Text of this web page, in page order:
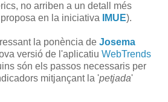
no arriben a un detall més
en la iniciativa
IMUE).
la ponència de Josema
versió de l'aplicatiu WebTrends
són els passos necessaris per
mitjançant la 'petjada'